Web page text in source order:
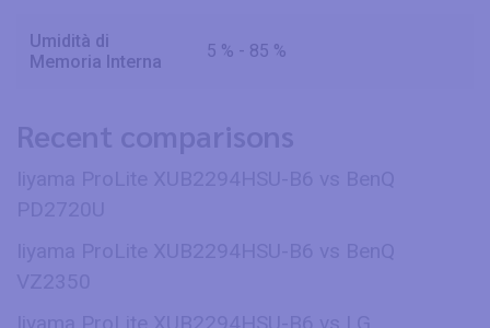
Umidità di
Memoria Interna
5 % - 85 %
Recent comparisons